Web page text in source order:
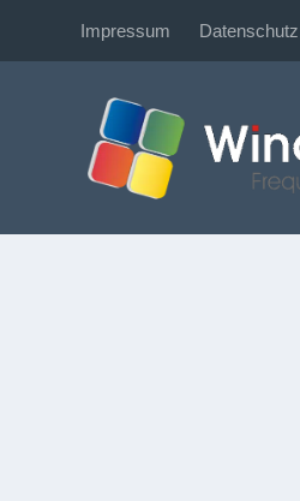
Impressum Datenschutz